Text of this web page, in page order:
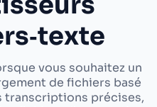
vous souhaitez un
de fichiers basé
transcriptions précises,